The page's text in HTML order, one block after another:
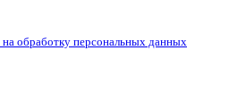
на обработку персональных данных